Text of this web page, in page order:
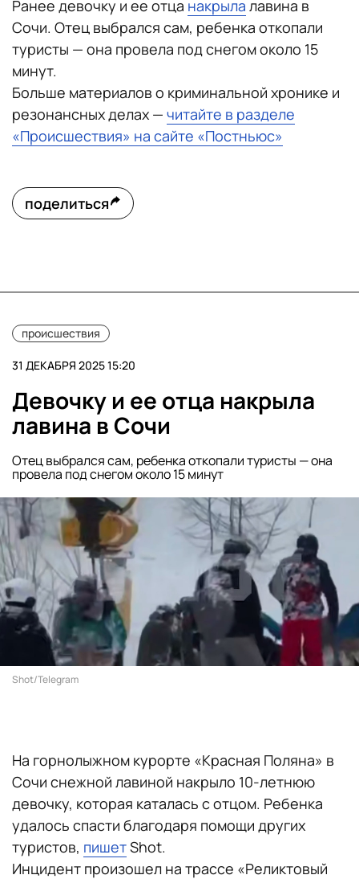
Ранее девочку и ее отца накрыла лавина в
Сочи. Отец выбрался сам, ребенка откопали
туристы — она провела под снегом около 15
минут.
Больше материалов о криминальной хронике и
резонансных делах — читайте в разделе
«Происшествия» на сайте «Постньюс»
поделиться
происшествия
31 ДЕКАБРЯ 2025 15:20
Девочку и ее отца накрыла
лавина в Сочи
Отец выбрался сам, ребенка откопали туристы — она
провела под снегом около 15 минут
Shot/Telegram
На горнолыжном курорте «Красная Поляна» в
Сочи снежной лавиной накрыло 10-летнюю
девочку, которая каталась с отцом. Ребенка
удалось спасти благодаря помощи других
туристов, пишетShot.
Инцидент произошел на трассе «Реликтовый